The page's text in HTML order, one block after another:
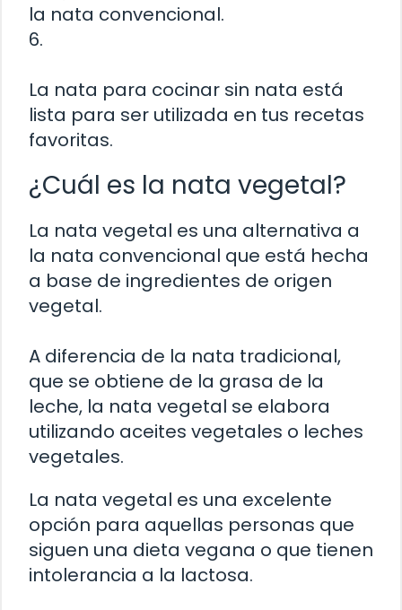
la nata convencional.
6.
La nata para cocinar sin nata está
lista para ser utilizada en tus recetas
favoritas.
¿Cuál es la nata vegetal?
La nata vegetal es una alternativa a
la nata convencional que está hecha
a base de ingredientes de origen
vegetal.
A diferencia de la nata tradicional,
que se obtiene de la grasa de la
leche, la nata vegetal se elabora
utilizando aceites vegetales o leches
vegetales.
La nata vegetal es una excelente
opción para aquellas personas que
siguen una dieta vegana o que tienen
intolerancia a la lactosa.